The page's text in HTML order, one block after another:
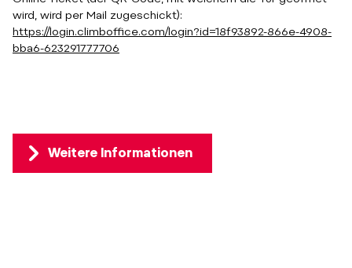
wird, wird per Mail zugeschickt):
https://login.climboffice.com/login?id=18f93892-866e-4908-
bba6-623291777706
Weitere Informationen